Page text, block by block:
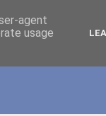
agent
usage